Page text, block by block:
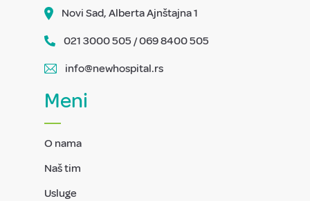
Novi Sad, Alberta Ajnštajna 1
021 3000 505 / 069 8400 505
info@newhospital.rs
Meni
O nama
Naš tim
Usluge